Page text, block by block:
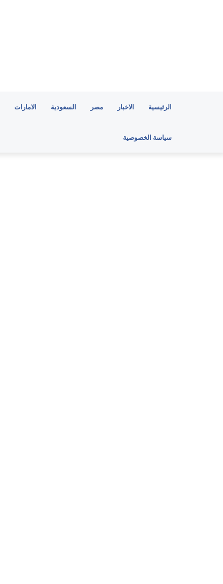
الرئيسية الاخبار مصر السعودية الامارات
سياسة الخصوصية